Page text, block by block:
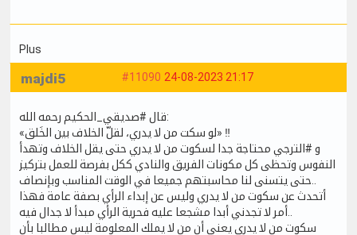
Plus
#11090 24-08-2023 21:17
majdi5
قال #صديقي_الحكيم رحمه الله:
«لو سكت من لا يدري، لقلّ الخلاف بين الخَلق» ‼️
و #الترجي محتاجة جدا لسكوت من لا يدري حتى يقل الخلاف وتهدأ
النفوس وتحظى كل مكونات الفريق والنادي ككل بفرصة للعمل بتركيز
أتحدث عن سكوت من لا يدري وليس عن إبداء الرأي بصفة عامة فهذا
سكوت من لا يدري يعني أن من لا يملك المعلومة ليس مطالبا بأن